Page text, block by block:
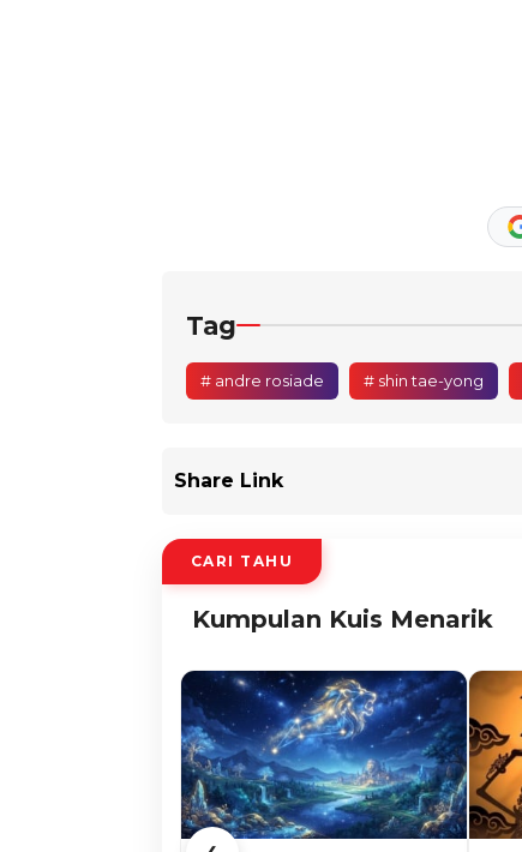
Tag
# andre rosiade # shin tae-yong
Share Link
CARI TAHU
Kumpulan Kuis Menarik